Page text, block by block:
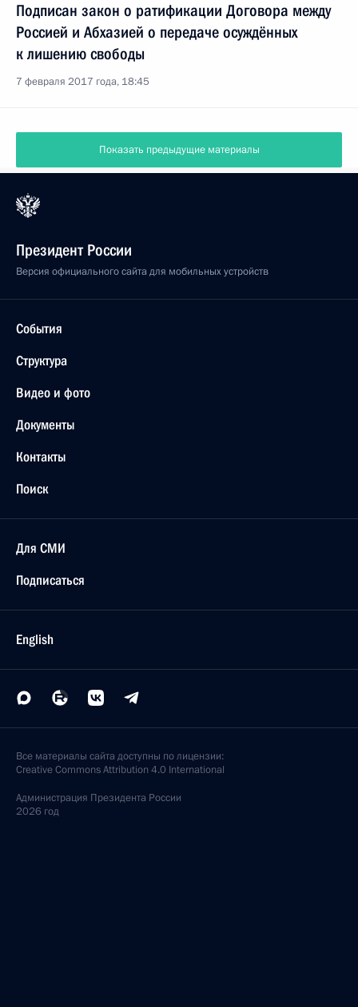
Подписан закон о ратификации Договора между
Россией и Абхазией о передаче осуждённых
к лишению свободы
7 февраля 2017 года, 18:45
Показать предыдущие материалы
Президент России
Версия официального сайта для мобильных устройств
События
Структура
Видео и фото
Документы
Контакты
Поиск
Для СМИ
Подписаться
English
Все материалы сайта доступны по лицензии:
Creative Commons Attribution 4.0 International
Администрация Президента России
2026 год